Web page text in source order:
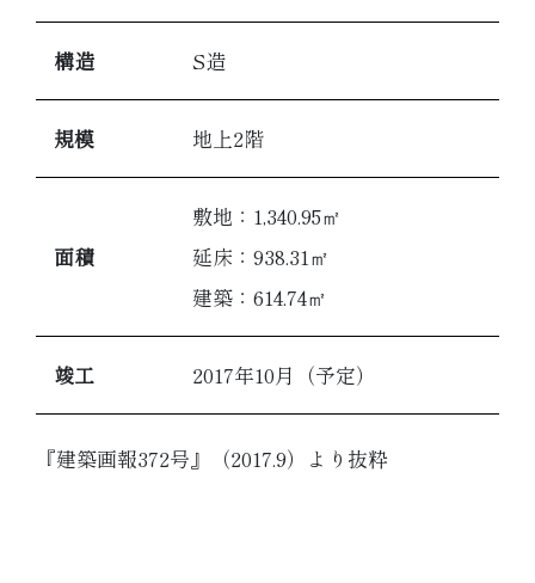
構造 S造
規模 地上2階
面積
敷地：1,340.95㎡
延床：938.31㎡
建築：614.74㎡
竣工 2017年10月（予定）
『建築画報372号』（2017.9）より抜粋